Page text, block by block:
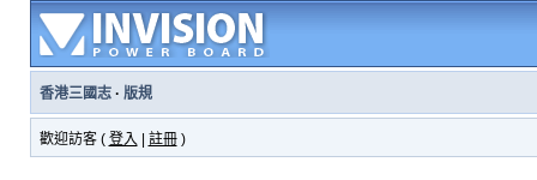
香港三國志· 版規
歡迎訪客 ( 登入 註冊)